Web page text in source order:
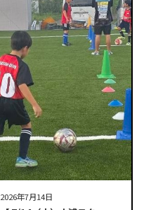
2026年7月14日